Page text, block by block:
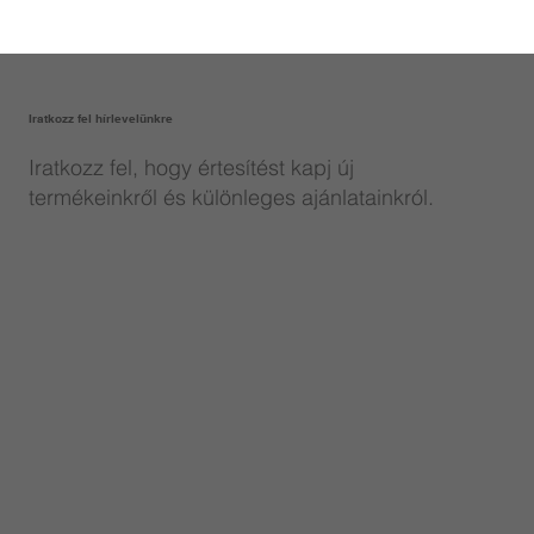
Iratkozz fel hírlevelünkre
Iratkozz fel, hogy értesítést kapj új
termékeinkről és különleges ajánlatainkról.